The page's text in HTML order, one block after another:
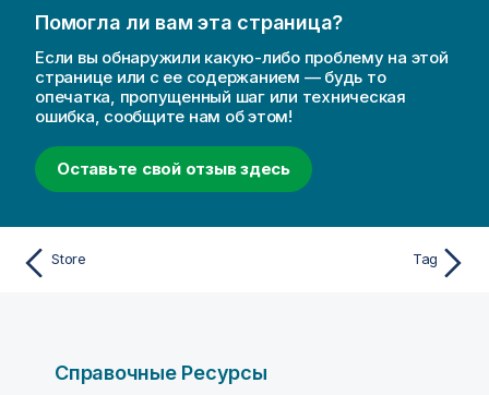
Помогла ли вам эта страница?
Если вы обнаружили какую-либо проблему на этой
странице или с ее содержанием — будь то
опечатка, пропущенный шаг или техническая
ошибка, сообщите нам об этом!
Оставьте свой отзыв здесь
Store Tag
Справочные Ресурсы